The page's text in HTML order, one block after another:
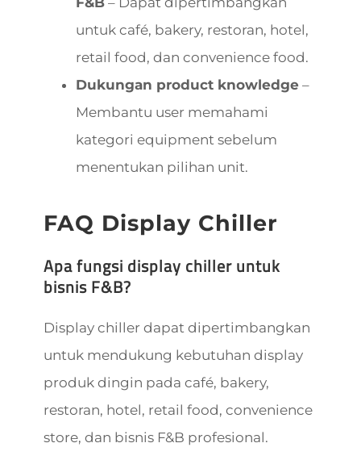
untuk café, bakery, restoran, hotel,
retail food, dan convenience food.
Dukungan product knowledge–
Membantu user memahami
kategori equipment sebelum
menentukan pilihan unit.
FAQ Display Chiller
Apa fungsi display chiller untuk
bisnis F&B?
Display chiller dapat dipertimbangkan
untuk mendukung kebutuhan display
produk dingin pada café, bakery,
restoran, hotel, retail food, convenience
store, dan bisnis F&B profesional.